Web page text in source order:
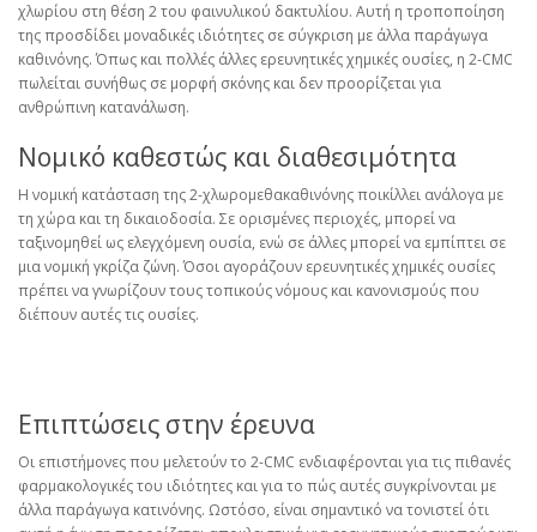
χλωρίου στη θέση 2 του φαινυλικού δακτυλίου. Αυτή η τροποποίηση
της προσδίδει μοναδικές ιδιότητες σε σύγκριση με άλλα παράγωγα
καθινόνης. Όπως και πολλές άλλες ερευνητικές χημικές ουσίες, η 2-CMC
πωλείται συνήθως σε μορφή σκόνης και δεν προορίζεται για
ανθρώπινη κατανάλωση.
Νομικό καθεστώς και διαθεσιμότητα
Η νομική κατάσταση της 2-χλωρομεθακαθινόνης ποικίλλει ανάλογα με
τη χώρα και τη δικαιοδοσία. Σε ορισμένες περιοχές, μπορεί να
ταξινομηθεί ως ελεγχόμενη ουσία, ενώ σε άλλες μπορεί να εμπίπτει σε
μια νομική γκρίζα ζώνη. Όσοι αγοράζουν ερευνητικές χημικές ουσίες
πρέπει να γνωρίζουν τους τοπικούς νόμους και κανονισμούς που
διέπουν αυτές τις ουσίες.
Επιπτώσεις στην έρευνα
Οι επιστήμονες που μελετούν το 2-CMC ενδιαφέρονται για τις πιθανές
φαρμακολογικές του ιδιότητες και για το πώς αυτές συγκρίνονται με
άλλα παράγωγα κατινόνης. Ωστόσο, είναι σημαντικό να τονιστεί ότι